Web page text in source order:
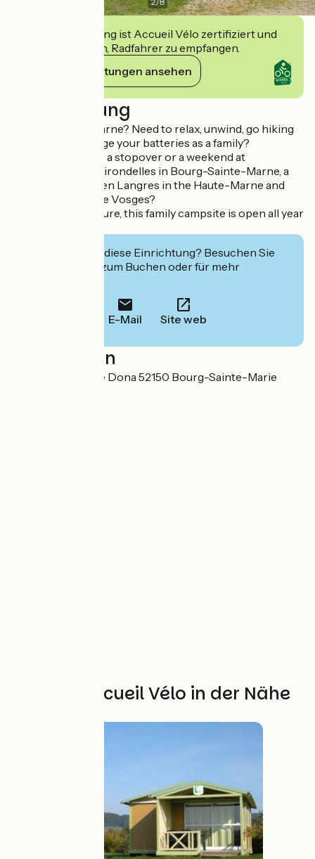
Diese Einrichtung ist Accueil Vélo zertifiziert und
verpflichtet sich, Radfahrer zu empfangen.
Ihre Verpflichtungen ansehen
Beschreibung
Visiting Haute-Marne? Need to relax, unwind, go hiking
or cycling, recharge your batteries as a family?
Come and stay for a stopover or a weekend at
Camping*** Les Hirondelles in Bourg-Sainte-Marne, a
small town between Langres in the Haute-Marne and
Neufchâteau in the Vosges?
In the heart of nature, this family campsite is open all year
Interessiert Sie diese Einrichtung? Besuchen Sie
deren Website zum Buchen oder für mehr
E-Mail Site web
Localisation
1 Rue du Moulin de Dona 52150 Bourg-Sainte-Marie
Weitere Accueil Vélo in der Nähe